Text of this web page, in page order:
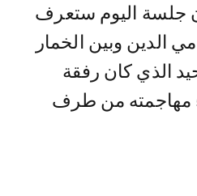
جلسة اليوم ستعرف
الدين وبين الخمار
الذي كان رفقة
مهاجمته من طرف